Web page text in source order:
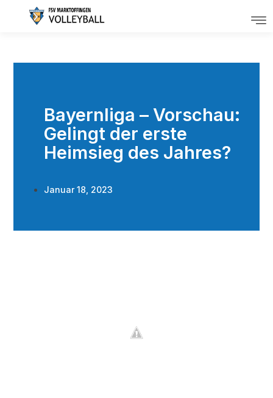
Bayernliga – Vorschau:
Gelingt der erste
Heimsieg des Jahres?
Januar 18, 2023